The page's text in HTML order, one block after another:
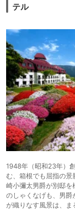
テル
1948年（昭和23年）
む、箱根でも屈指の
崎小彌太男爵が別邸
のしゃくなげも、男
が織りなす風景は、ま